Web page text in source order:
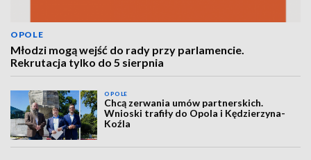
OPOLE
Młodzi mogą wejść do rady przy parlamencie.
Rekrutacja tylko do 5 sierpnia
OPOLE
Chcą zerwania umów partnerskich.
Wnioski trafiły do Opola i Kędzierzyna-
Koźla